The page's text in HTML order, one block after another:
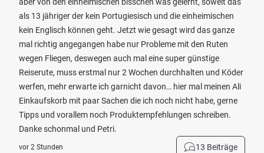
als 13 jähriger der kein Portugiesisch und die einheimischen
kein Englisch können geht. Jetzt wie gesagt wird das ganze
mal richtig angegangen habe nur Probleme mit den Ruten
wegen Fliegen, deswegen auch mal eine super günstige
Reiserute, muss erstmal nur 2 Wochen durchhalten und Köder
werfen, mehr erwarte ich garnicht davon… hier mal meinen Ali
Einkaufskorb mit paar Sachen die ich noch nicht habe, gerne
Tipps und vorallem noch Produktempfehlungen schreiben.
Danke schonmal und Petri.
vor 2 Stunden 13 Beiträge